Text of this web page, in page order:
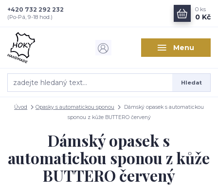
Menu
Hledat
+420 732 292 232
(Po-Pá, 9-18 hod.)
0 ks
0 Kč
Úvod Opasky s automatickou sponou
Dámský opasek s automatickou
sponou z kůže BUTTERO červený
Dámský opasek s
automatickou sponou z kůže
BUTTERO červený